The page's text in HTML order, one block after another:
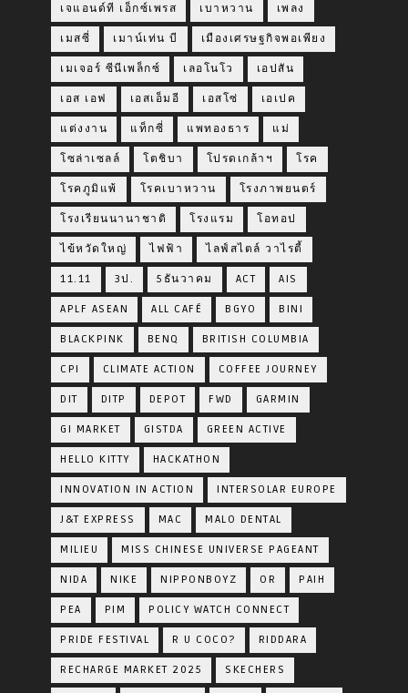
เจแอนด์ที เอ็กซ์เพรส เบาหวาน เพลง
เมสซี่ เมาน์เท่น บี เมืองเศรษฐกิจพอเพียง
เมเจอร์ ซีนีเพล็กซ์ เลอโนโว เอปสัน
เอส เอฟ เอสเอ็มอี เอสโซ่ เอเปค
แต่งงาน แท็กซี่ แพทองธาร แม่
โซล่าเซลล์ โตชิบา โปรดเกล้าฯ โรค
โรคภูมิแพ้ โรคเบาหวาน โรงภาพยนตร์
โรงเรียนนานาชาติ โรงแรม โอทอป
ไข้หวัดใหญ่ ไฟฟ้า ไลฟ์สไตล์ วาไรตี้
11.11 3ป. 5ธันวาคม ACT AIS
APLF ASEAN ALL CAFÉ BGYO BINI
BLACKPINK BENQ BRITISH COLUMBIA
CPI CLIMATE ACTION COFFEE JOURNEY
DIT DITP DEPOT FWD GARMIN
GI MARKET GISTDA GREEN ACTIVE
HELLO KITTY HACKATHON
INNOVATION IN ACTION INTERSOLAR EUROPE
J&T EXPRESS MAC MALO DENTAL
MILIEU MISS CHINESE UNIVERSE PAGEANT
NIDA NIKE NIPPONBOYZ OR PAIH
PEA PIM POLICY WATCH CONNECT
PRIDE FESTIVAL R U COCO? RIDDARA
RECHARGE MARKET 2025 SKECHERS